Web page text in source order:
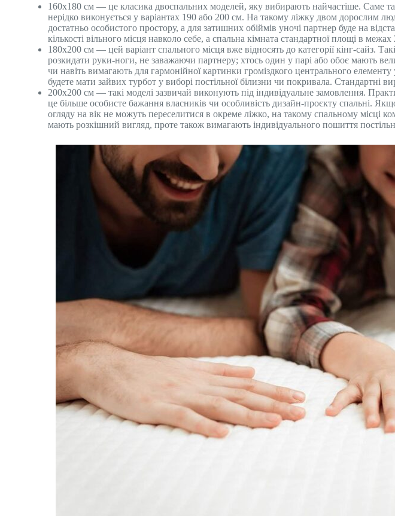
160х180 см — це класика двоспальних моделей, яку вибирають найчастіше. Саме
нерідко виконується у варіантах 190 або 200 см. На такому ліжку двом дорослим
достатньо особистого простору, а для затишних обіймів уночі партнер буде на
кількості вільного місця навколо себе, а спальна кімната стандартної площі в
180х200 см — цей варіант спального місця вже відносять до категорії кінг-сайз.
розкидати руки-ноги, не заважаючи партнеру; хтось один у парі або обоє мають
чи навіть вимагають для гармонійної картинки громіздкого центрального
будете мати зайвих турбот у виборі постільної білизни чи покривала. Стандартні
200х200 см — такі моделі зазвичай виконують під індивідуальне замовлення.
це більше особисте бажання власників чи особливість дизайн-проєкту спальні.
огляду на вік не можуть переселитися в окреме ліжко, на такому спальному місці
мають розкішний вигляд, проте також вимагають індивідуального пошиття